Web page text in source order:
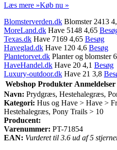
Læs mere »Køb nu »
Blomsterverden.dk Blomster 2413
MoreLand.dk Have 5148 4,65
Texas.dk Have 7169 4,65 Besøg
Haveglad.dk Have 120 4,6 Besøg
Plantetorvet.dk Planter og blomster
HaveHandel.dk Have 20 4,1 Besøg
Luxury-outdoor.dk Have 21 3,8
Webshop Produkter Anmeldelser
Navn: Prydgræs, Hestehalegræs,
Kategori: Hus og Have > Have >
Hestehalegræs, Pony Trails > 10
Producent:
Varenummer: PT-71854
EAN: Vurderet til 3.6 ud af 5